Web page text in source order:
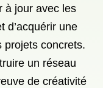
à jour avec les
d’acquérir une
projets concrets.
un réseau
de créativité